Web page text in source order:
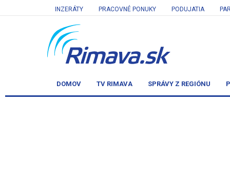
INZERÁTY PRACOVNÉ PONUKY PODUJATIA
DOMOV TV RIMAVA SPRÁVY Z REGIÓNU